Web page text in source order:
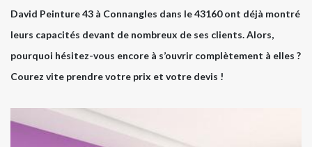
David Peinture 43 à Connangles dans le 43160 ont déjà montré
leurs capacités devant de nombreux de ses clients. Alors,
pourquoi hésitez-vous encore à s’ouvrir complètement à elles ?
Courez vite prendre votre prix et votre devis !